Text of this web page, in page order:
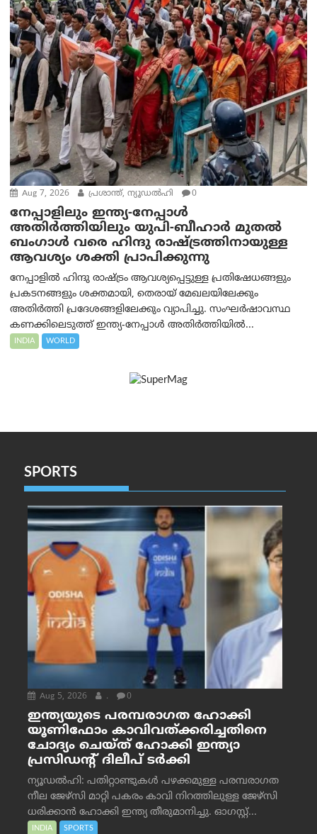
Aug 7, 2026 പ്രശാന്ത്, ന്യൂഡല്‍ഹി 0
നേപ്പാളിലും ഇന്ത്യ-നേപ്പാൾ
അതിർത്തിയിലും യുപി-ബീഹാർ മുതൽ
ബംഗാൾ വരെ ഹിന്ദു രാഷ്ട്രത്തിനായുള്ള
ആവശ്യം ശക്തി പ്രാപിക്കുന്നു
നേപ്പാളിൽ ഹിന്ദു രാഷ്ട്രം ആവശ്യപ്പെട്ടുള്ള പ്രതിഷേധങ്ങളും
പ്രകടനങ്ങളും ശക്തമായി, തെരായ് മേഖലയിലേക്കും
അതിർത്തി പ്രദേശങ്ങളിലേക്കും വ്യാപിച്ചു. സംഘർഷാവസ്ഥ
കണക്കിലെടുത്ത് ഇന്ത്യ-നേപ്പാൾ അതിർത്തിയിൽ...
INDIA WORLD
SPORTS
Aug 5, 2026 . 0
ഇന്ത്യയുടെ പരമ്പരാഗത ഹോക്കി
യൂണിഫോം കാവിവത്ക്കരിച്ചതിനെ
ചോദ്യം ചെയ്ത് ഹോക്കി ഇന്ത്യാ
പ്രസിഡന്റ് ദിലീപ് ടര്‍ക്കി
ന്യൂഡൽഹി: പതിറ്റാണ്ടുകൾ പഴക്കമുള്ള പരമ്പരാഗത
നീല ജേഴ്‌സി മാറ്റി പകരം കാവി നിറത്തിലുള്ള ജേഴ്‌സി
ധരിക്കാൻ ഹോക്കി ഇന്ത്യ തീരുമാനിച്ചു. ഓഗസ്റ്റ്...
INDIA SPORTS